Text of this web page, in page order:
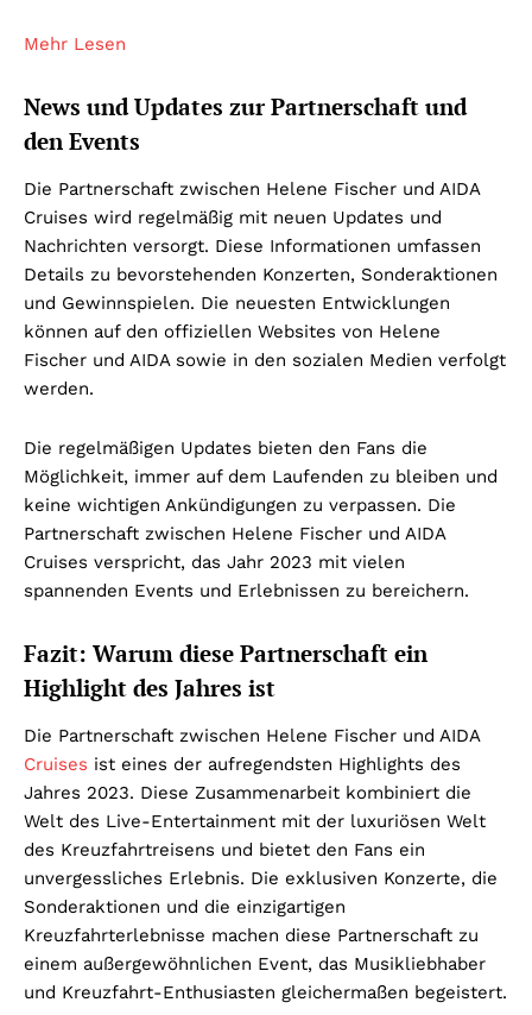
Mehr Lesen
News und Updates zur Partnerschaft und
den Events
Die Partnerschaft zwischen Helene Fischer und AIDA
Cruises wird regelmäßig mit neuen Updates und
Nachrichten versorgt. Diese Informationen umfassen
Details zu bevorstehenden Konzerten, Sonderaktionen
und Gewinnspielen. Die neuesten Entwicklungen
können auf den offiziellen Websites von Helene
Fischer und AIDA sowie in den sozialen Medien verfolgt
werden.
Die regelmäßigen Updates bieten den Fans die
Möglichkeit, immer auf dem Laufenden zu bleiben und
keine wichtigen Ankündigungen zu verpassen. Die
Partnerschaft zwischen Helene Fischer und AIDA
Cruises verspricht, das Jahr 2023 mit vielen
spannenden Events und Erlebnissen zu bereichern.
Fazit: Warum diese Partnerschaft ein
Highlight des Jahres ist
Die Partnerschaft zwischen Helene Fischer und AIDA
Cruises ist eines der aufregendsten Highlights des
Jahres 2023. Diese Zusammenarbeit kombiniert die
Welt des Live-Entertainment mit der luxuriösen Welt
des Kreuzfahrtreisens und bietet den Fans ein
unvergessliches Erlebnis. Die exklusiven Konzerte, die
Sonderaktionen und die einzigartigen
Kreuzfahrterlebnisse machen diese Partnerschaft zu
einem außergewöhnlichen Event, das Musikliebhaber
und Kreuzfahrt-Enthusiasten gleichermaßen begeistert.